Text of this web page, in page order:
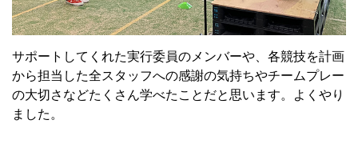
サポートしてくれた実行委員のメンバーや、各競技を計画
から担当した全スタッフへの感謝の気持ちやチームプレー
の大切さなどたくさん学べたことだと思います。よくやり
ました。